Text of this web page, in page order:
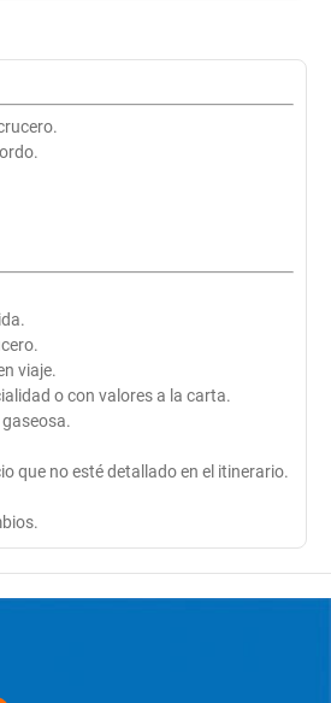
viaje.
o con valores a la carta.
que no esté detallado en el itinerario.